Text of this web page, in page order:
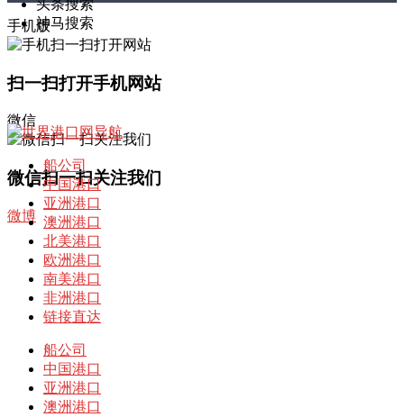
头条搜索
神马搜索
手机版
扫一扫打开手机网站
微信
微信扫一扫关注我们
微博
船公司
中国港口
亚洲港口
澳洲港口
北美港口
欧洲港口
南美港口
非洲港口
链接直达
船公司
中国港口
亚洲港口
澳洲港口